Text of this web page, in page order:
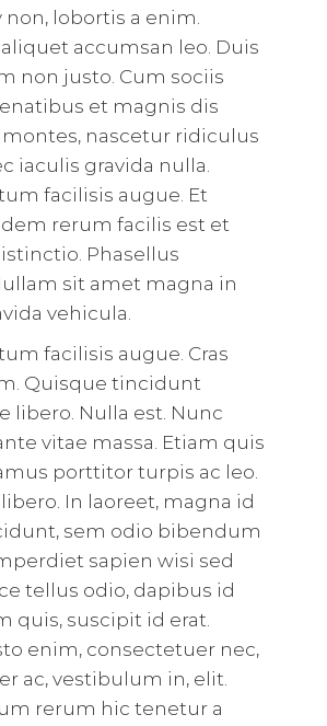
lobortis a enim.
accumsan leo. Duis
non justo. Cum sociis
et magnis dis
nascetur ridiculus
iaculis gravida nulla.
facilisis augue. Et
rerum facilis est et
Phasellus
sit amet magna in
vehicula.
facilisis augue. Cras
Quisque tincidunt
libero. Nulla est. Nunc
vitae massa. Etiam quis
porttitor turpis ac leo.
In laoreet, magna id
sem odio bibendum
sapien wisi sed
tellus odio, dapibus id
quis, suscipit id erat.
enim, consectetuer nec,
ac, vestibulum in, elit.
rerum hic tenetur a